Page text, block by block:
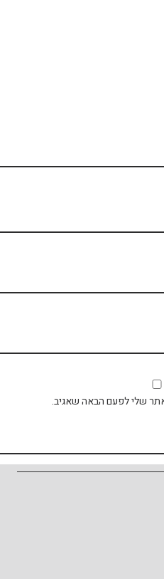
שלי לפעם הבאה שאגיב.